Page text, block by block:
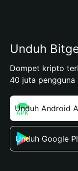
Unduh
Dompet kripto
40 juta pengguna
Unduh Android
Unduh Google